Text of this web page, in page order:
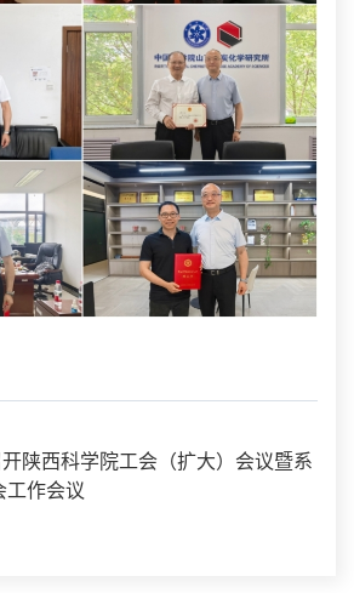
陕西科学院工会（扩大）会议暨系
工作会议